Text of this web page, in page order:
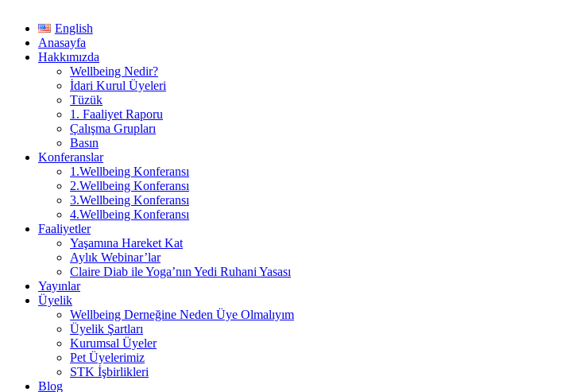
English
Anasayfa
Hakkımızda
Wellbeing Nedir?
İdari Kurul Üyeleri
Tüzük
1. Faaliyet Raporu
Çalışma Grupları
Basın
Konferanslar
1.Wellbeing Konferansı
2.Wellbeing Konferansı
3.Wellbeing Konferansı
4.Wellbeing Konferansı
Faaliyetler
Yaşamına Hareket Kat
Aylık Webinar’lar
Claire Diab ile Yoga’nın Yedi Ruhani Yasası
Yayınlar
Üyelik
Wellbeing Derneğine Neden Üye Olmalıyım
Üyelik Şartları
Kurumsal Üyeler
Pet Üyelerimiz
STK İşbirlikleri
Blog